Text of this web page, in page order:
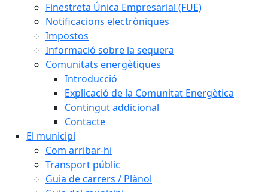
Finestreta Única Empresarial (FUE)
Notificacions electròniques
Impostos
Informació sobre la sequera
Comunitats energètiques
Introducció
Explicació de la Comunitat Energètica
Contingut addicional
Contacte
El municipi
Com arribar-hi
Transport públic
Guia de carrers / Plànol